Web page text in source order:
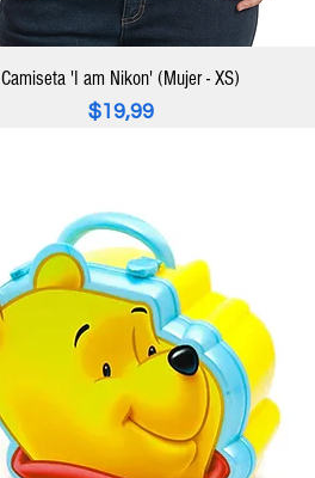
Camiseta 'I am Nikon' (Mujer - XS)
Precio
$19,99